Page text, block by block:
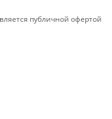
публичной офертой